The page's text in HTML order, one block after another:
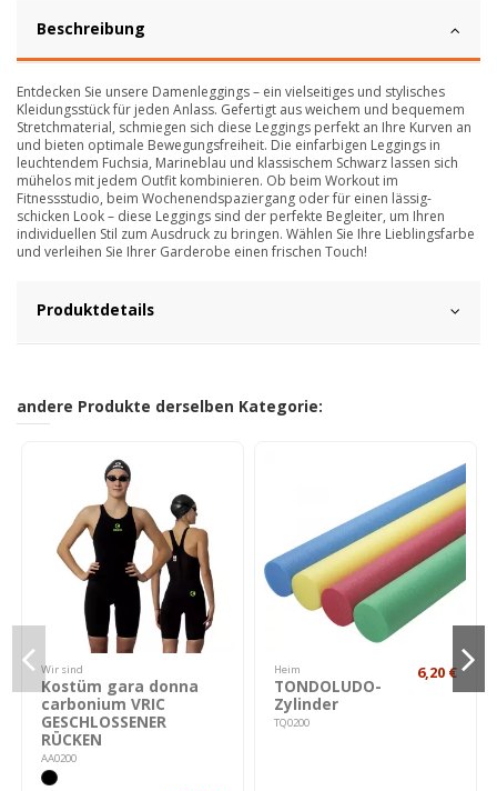
Beschreibung
Entdecken Sie unsere Damenleggings – ein vielseitiges und stylisches
Kleidungsstück für jeden Anlass. Gefertigt aus weichem und bequemem
Stretchmaterial, schmiegen sich diese Leggings perfekt an Ihre Kurven an
und bieten optimale Bewegungsfreiheit. Die einfarbigen Leggings in
leuchtendem Fuchsia, Marineblau und klassischem Schwarz lassen sich
mühelos mit jedem Outfit kombinieren. Ob beim Workout im
Fitnessstudio, beim Wochenendspaziergang oder für einen lässig-
schicken Look – diese Leggings sind der perfekte Begleiter, um Ihren
individuellen Stil zum Ausdruck zu bringen. Wählen Sie Ihre Lieblingsfarbe
und verleihen Sie Ihrer Garderobe einen frischen Touch!
Produktdetails
andere Produkte derselben Kategorie:
Wir sind
Kostüm gara donna
carbonium VRIC
GESCHLOSSENER
RÜCKEN
AA0200
Heim
TONDOLUDO-
Zylinder
TQ0200
6,20 €